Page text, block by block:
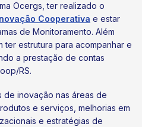
Ocergs, ter realizado o
Cooperativa e estar
de Monitoramento. Além
estrutura para acompanhar e
a prestação de contas
RS.
inovação nas áreas de
e serviços, melhorias em
e estratégias de